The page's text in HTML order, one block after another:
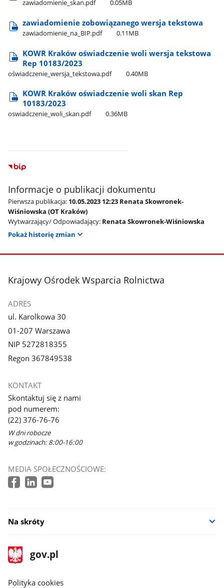
zawiadomienie​_skan.pdf 0.05MB
zawiadomienie zobowiązanego wersja tekstowa
zawiadomienie​_na​_BIP.pdf 0.11MB
KOWR Kraków oświadczenie woli wersja tekstowa
Rep 10183/2023
oświadczenie​_wersja​_tekstowa.pdf 0.40MB
KOWR Kraków oświadczenie woli skan Rep
10183/2023
oswiadczenie​_woli​_skan.pdf 0.36MB
Informacje o publikacji dokumentu
Pierwsza publikacja: 10.05.2023 12:23 Renata Skowronek-
Wiśniowska (OT Kraków)
Wytwarzający/ Odpowiadający: Renata Skowronek-Wiśniowska
Pokaż historię zmian
stopka
Krajowy Ośrodek Wsparcia Rolnictwa
ADRES
ul. Karolkowa 30
01-207 Warszawa
NIP 5272818355
Regon 367849538
KONTAKT
Skontaktuj się z nami
pod numerem:
(22) 376-76-76
W dni robocze
w godzinach: 8:00-16:00
MEDIA SPOŁECZNOŚCIOWE:
Na skróty
stopka
gov.pl
Strona
gov.pl
gov.pl
Polityka cookies